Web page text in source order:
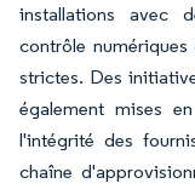
installations avec
contrôle
strictes. Des
également mises
l'intégrité des
chaîne